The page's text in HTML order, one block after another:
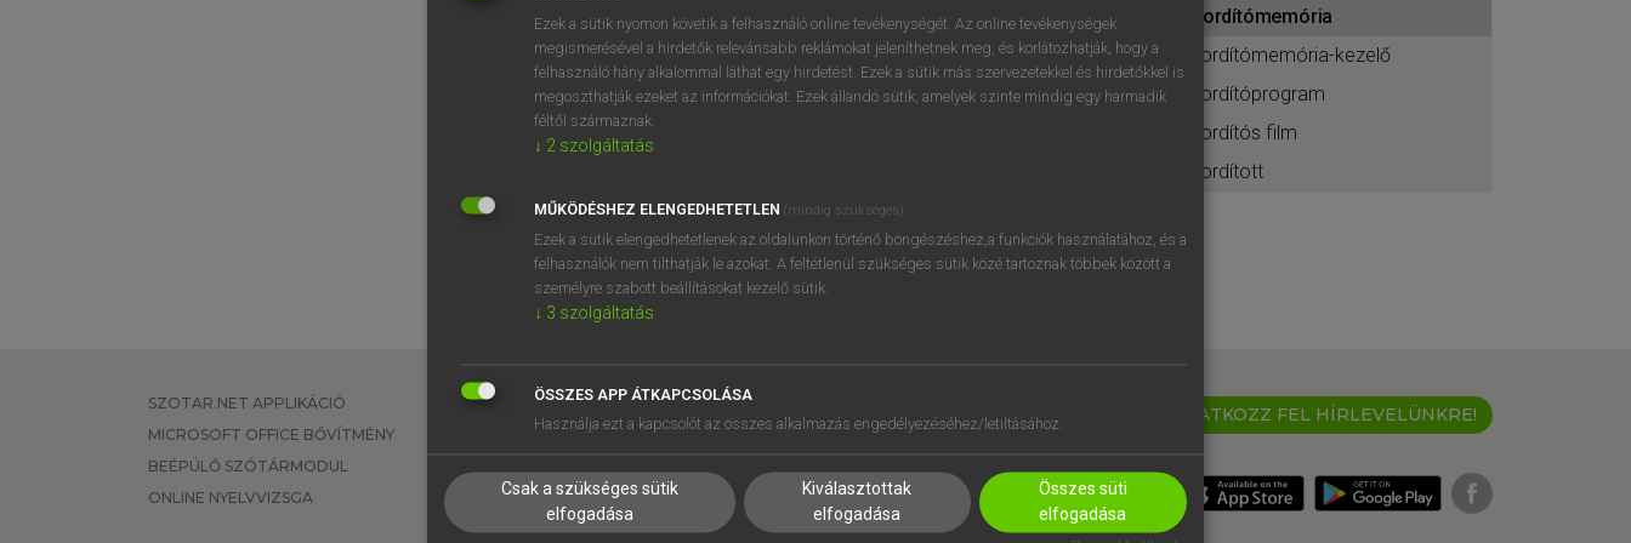
BELÉPÉS
próbaverziójának elindításához
regisztrálok ésbelépek.
REGISZTRÁCIÓ
fordítómemória
fordítómemória-kezelő
fordítóprogram
fordítós film
fordított
SZOTAR.NET APPLIKÁCIÓ
MICROSOFT OFFICE BŐVÍTMÉNY
BEÉPÜLŐ SZÓTÁRMODUL
ONLINE NYELVVIZSGA
EGYÉNI FELHASZNÁLÓKNAK
TANULÓKNAK
VÁLLALATI MEGOLDÁSOK
SÚGÓ
RÓLUNK
SÜTI BEÁLLÍTÁSOK
IRATKOZZ FEL HÍRLEVELÜNKRE!
Ezek a sütik nyomon követik a felhasználó online tevékenységét. Az online tevékenységek
megismerésével a hirdetők relevánsabb reklámokat jeleníthetnek meg, és korlátozhatják, hogy a
felhasználó hány alkalommal láthat egy hirdetést. Ezek a sütik más szervezetekkel és hirdetőkkel is
megoszthatják ezeket az információkat. Ezek állandó sütik, amelyek szinte mindig egy harmadik
féltől származnak.
↓ 2 szolgáltatás
MŰKÖDÉSHEZ ELENGEDHETETLEN (mindig szükséges)
Ezek a sütik elengedhetetlenek az oldalunkon történő böngészéshez,a funkciók használatához, és a
felhasználók nem tilthatják le azokat. A feltétlenül szükséges sütik közé tartoznak többek között a
személyre szabott beállításokat kezelő sütik.
↓ 3 szolgáltatás
ÖSSZES APP ÁTKAPCSOLÁSA
Használja ezt a kapcsolót az összes alkalmazás engedélyezéséhez/letiltásához.
Csak a szükséges sütik
elfogadása
Kiválasztottak
elfogadása
Összes süti
elfogadása